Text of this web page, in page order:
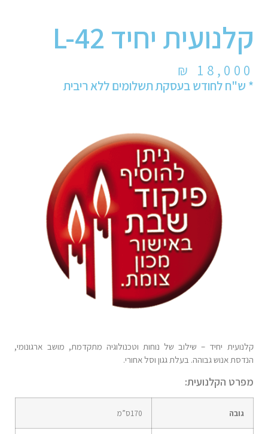
קלנועית יחיד L-42
₪ 18,000
* ש"ח לחודש בעסקת תשלומים ללא ריבית
קלנועית יחיד – שילוב של נוחות וטכנולוגיה מתקדמת, מושב ארגונומי,
הנדסת אנוש גבוהה. בעלת גגון וסל אחורי.
מפרט הקלנועית:
גובה 170ס”מ